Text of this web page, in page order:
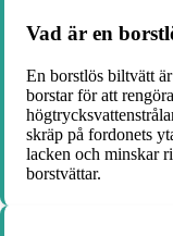
Vad är en
En borstlös biltvätt
borstar för att
skräp på fordonets
lacken och minskar
borstvättar.